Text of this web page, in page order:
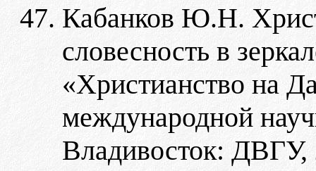
Кабанков Ю.Н.
словесность в
«Христианство на
международной
Владивосток: ДВГУ,